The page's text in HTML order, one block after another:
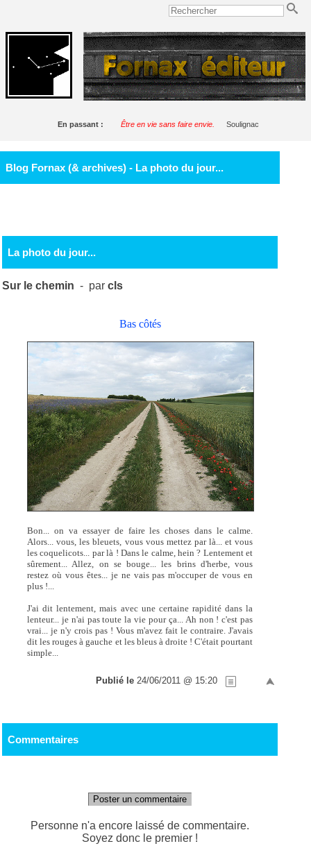
En passant : Être en vie sans faire envie. Soulignac
Blog Fornax (& archives) - La photo du jour...
La photo du jour...
Sur le chemin - parcls
Bas côtés
Bon... on va essayer de faire les choses dans le calme.
Alors... vous, les bleuets, vous vous mettez par là... et vous
les coquelicots... par là ! Dans le calme, hein ? Lentement et
sûrement... Allez, on se bouge... les brins d'herbe, vous
restez où vous êtes... je ne vais pas m'occuper de vous en
plus !...
J'ai dit lentement, mais avec une certaine rapidité dans la
lenteur... je n'ai pas toute la vie pour ça... Ah non ! c'est pas
vrai... je n'y crois pas ! Vous m'avez fait le contraire. J'avais
dit les rouges à gauche et les bleus à droite ! C'était pourtant
simple...
Publié le 24/06/2011 @ 15:20
Commentaires
Poster un commentaire
Personne n'a encore laissé de commentaire.
Soyez donc le premier !